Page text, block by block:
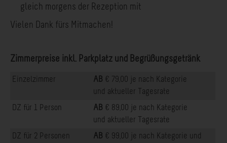
gleich morgens der Rezeption mit
Vielen Dank fürs Mitmachen!
Zimmerpreise inkl. Parkplatz und Begrüßungsgetränk
Einzelzimmer AB € 79,00 je nach Kategorie
und aktueller Tagesrate
DZ für 1 Person
AB € 89,00 je nach Kategorie
und aktueller Tagesrate
DZ für 2 Personen
AB € 99,00 je nach Kategorie und